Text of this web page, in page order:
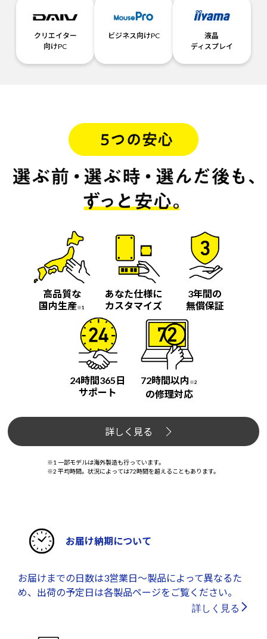
クリエイター
向けPC
ビジネス向けPC
液晶
ディスプレイ
高品質な
国内生産※1
あなた仕様に
カスタマイズ
3年間の
無償保証
24時間365日
サポート
72時間以内 ※2
の修理対応
詳しく見る
※1 一部モデルは海外製造も行っています。
※2 平均時間。状況によっては72時間を超えることもあります。
お届け納期について
お届けまでの日数は3営業日～製品によって異なるた
め、出荷の予定日は各製品ページをご覧ください。
詳しく見る